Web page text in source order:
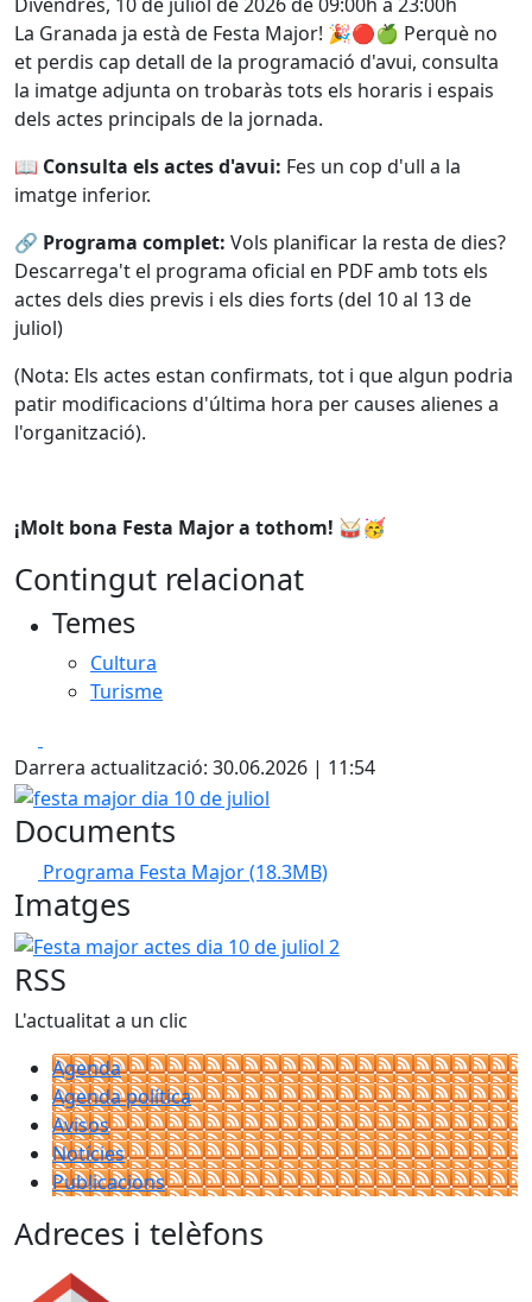
La Granada ja està de Festa Major! 🎉🔴🍏 Perquè no
et perdis cap detall de la programació d'avui, consulta
la imatge adjunta on trobaràs tots els horaris i espais
dels actes principals de la jornada.
📖 Consulta els actes d'avui: Fes un cop d'ull a la
imatge inferior.
🔗 Programa complet: Vols planificar la resta de dies?
Descarrega't el programa oficial en PDF amb tots els
actes dels dies previs i els dies forts (del 10 al 13 de
juliol)
(Nota: Els actes estan confirmats, tot i que algun podria
patir modificacions d'última hora per causes alienes a
l'organització).
¡Molt bona Festa Major a tothom! 🥁🥳
Contingut relacionat
Temes
Cultura
Turisme
Darrera actualització: 30.06.2026 | 11:54
festa major dia 10 de juliol
Documents
Programa Festa Major(18.3MB)
Imatges
Festa major actes dia 10 de juliol 2
RSS
L'actualitat a un clic
Agenda
Agenda política
Avisos
Notícies
Publicacions
Adreces i telèfons